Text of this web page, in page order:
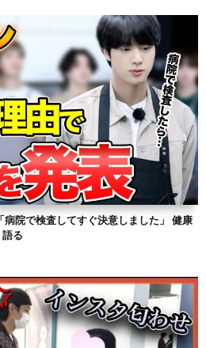
病院で検査してすぐ決意しました」 健康
る